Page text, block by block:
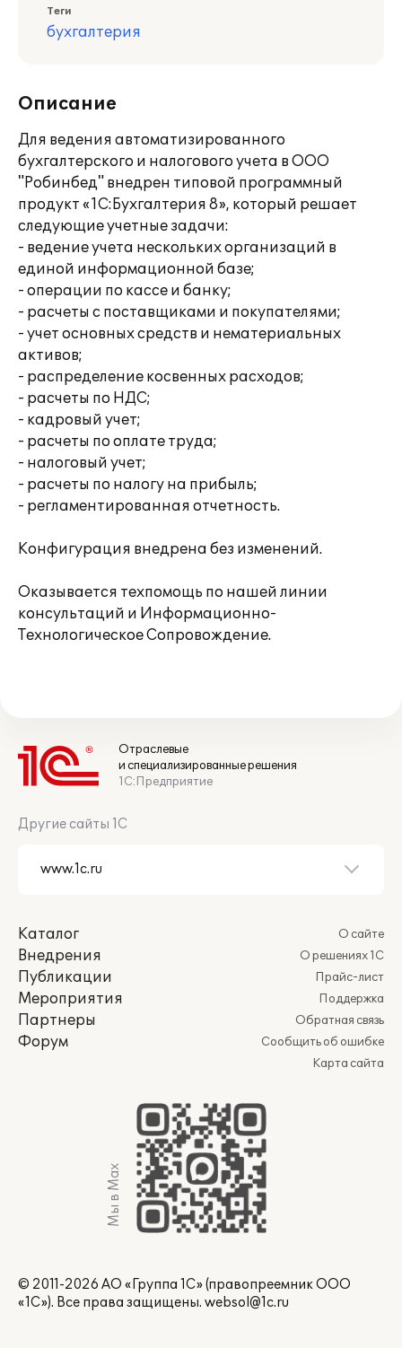
Теги
бухгалтерия
Описание
Для ведения автоматизированного
бухгалтерского и налогового учета в ООО
"Робинбед" внедрен типовой программный
продукт «1С:Бухгалтерия 8», который решает
следующие учетные задачи:
- ведение учета нескольких организаций в
единой информационной базе;
- операции по кассе и банку;
- расчеты с поставщиками и покупателями;
- учет основных средств и нематериальных
активов;
- распределение косвенных расходов;
- расчеты по НДС;
- кадровый учет;
- расчеты по оплате труда;
- налоговый учет;
- расчеты по налогу на прибыль;
- регламентированная отчетность.
Конфигурация внедрена без изменений.
Оказывается техпомощь по нашей линии
консультаций и Информационно-
Технологическое Сопровождение.
Отраслевые
и специализированные решения
1С:Предприятие
Другие сайты 1С
Каталог
Внедрения
Публикации
Мероприятия
Партнеры
Форум
О сайте
О решениях 1С
Прайс-лист
Поддержка
Обратная связь
Сообщить об ошибке
Карта сайта
Мы в Max
© 2011-2026 АО «Группа 1С» (правопреемник ООО
«1С»). Все права защищены. websol@1c.ru